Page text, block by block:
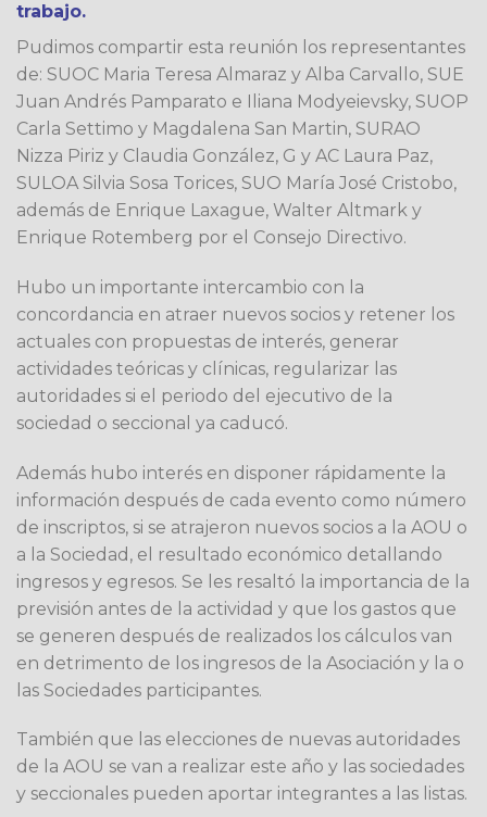
trabajo.
Pudimos compartir esta reunión los representantes
de: SUOC Maria Teresa Almaraz y Alba Carvallo, SUE
Juan Andrés Pamparato e Iliana Modyeievsky, SUOP
Carla Settimo y Magdalena San Martin, SURAO
Nizza Piriz y Claudia González, G y AC Laura Paz,
SULOA Silvia Sosa Torices, SUO María José Cristobo,
además de Enrique Laxague, Walter Altmark y
Enrique Rotemberg por el Consejo Directivo.
Hubo un importante intercambio con la
concordancia en atraer nuevos socios y retener los
actuales con propuestas de interés, generar
actividades teóricas y clínicas, regularizar las
autoridades si el periodo del ejecutivo de la
sociedad o seccional ya caducó.
Además hubo interés en disponer rápidamente la
información después de cada evento como número
de inscriptos, si se atrajeron nuevos socios a la AOU o
a la Sociedad, el resultado económico detallando
ingresos y egresos. Se les resaltó la importancia de la
previsión antes de la actividad y que los gastos que
se generen después de realizados los cálculos van
en detrimento de los ingresos de la Asociación y la o
las Sociedades participantes.
También que las elecciones de nuevas autoridades
de la AOU se van a realizar este año y las sociedades
y seccionales pueden aportar integrantes a las listas.